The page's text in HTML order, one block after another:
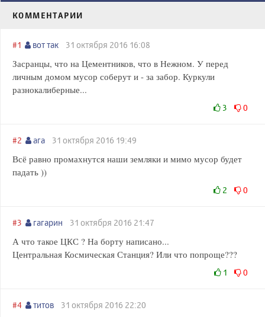
КОММЕНТАРИИ
#1 вот так 31 октября 2016 16:08
Засранцы, что на Цементников, что в Нежном. У перед
личным домом мусор соберут и - за забор. Куркули
разнокалиберные...
3 0
#2 ага 31 октября 2016 19:49
Всё равно промахнутся наши земляки и мимо мусор будет
падать ))
2 0
#3 гагарин 31 октября 2016 21:47
А что такое ЦКС ? На борту написано...
Центральная Космическая Станция? Или что попроще???
1 0
#4 титов 31 октября 2016 22:20